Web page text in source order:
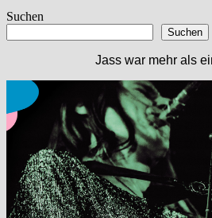
Suchen
Suchen
Jass war mehr als